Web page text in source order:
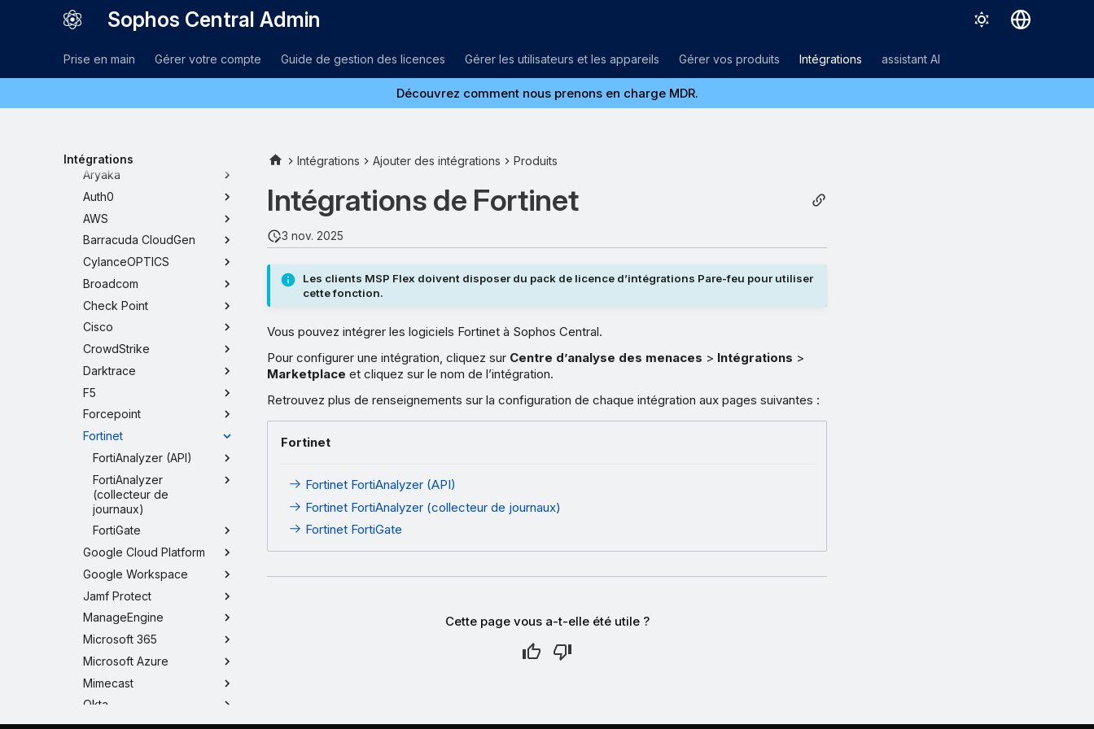
Sophos Central Admin
Prise en main Gérer votre compte Guide de gestion des licences Gérer les utilisateurs et les appareils Gérer vos produits Intégrations assistant AI
Découvrez comment nous prenons en charge MDR.
Intégrations
Ajouter des intégrations
Produits
Acronis
Armis
Aryaka
Auth0
AWS
Barracuda CloudGen
CylanceOPTICS
Broadcom
Check Point
Cisco
CrowdStrike
Darktrace
F5
Forcepoint
Fortinet
FortiAnalyzer (API)
FortiAnalyzer
(collecteur de
journaux)
FortiGate
Google Cloud Platform
Google Workspace
Jamf Protect
ManageEngine
Microsoft 365
Microsoft Azure
Mimecast
Okta
Orca
Intégrations Ajouter des intégrations Produits
Intégrations de Fortinet
3 nov. 2025
Les clients MSP Flex doivent disposer du pack de licence d’intégrations Pare-feu pour utiliser
cette fonction.
Vous pouvez intégrer les logiciels Fortinet à Sophos Central.
Pour configurer une intégration, cliquez sur Centre d’analyse des menaces > Intégrations >
Marketplace et cliquez sur le nom de l’intégration.
Retrouvez plus de renseignements sur la configuration de chaque intégration aux pages suivantes :
Fortinet
Fortinet FortiAnalyzer (API)
Fortinet FortiAnalyzer (collecteur de journaux)
Fortinet FortiGate
Cette page vous a-t-elle été utile ?